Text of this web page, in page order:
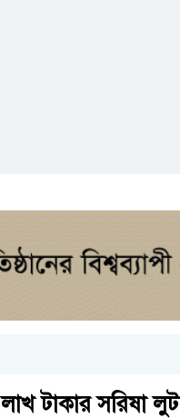
টাকার সরিষা লুট